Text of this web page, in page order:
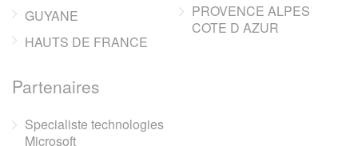
GUYANE
HAUTS DE FRANCE
PROVENCE ALPES
COTE D AZUR
Partenaires
Specialiste technologies
Microsoft